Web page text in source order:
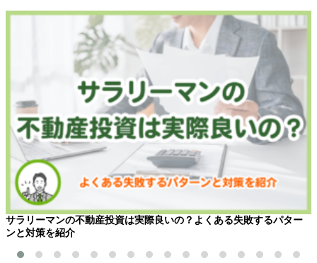
サラリーマンの不動産投資は実際良いの？よくある失敗するパター
ンと対策を紹介